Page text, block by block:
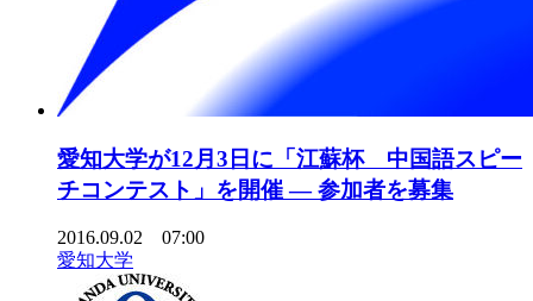
愛知大学が12月3日に「江蘇杯 中国語スピー
チコンテスト」を開催 — 参加者を募集
2016.09.02 07:00
愛知大学